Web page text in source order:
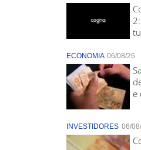
ECONOMIA 06/08/26
e
INVESTIDORES 06/